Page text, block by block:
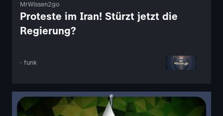
MrWissen2go
Proteste im Iran! Stürzt jetzt die
Regierung?
· funk